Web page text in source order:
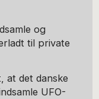
og
til private
at det danske
UFO-